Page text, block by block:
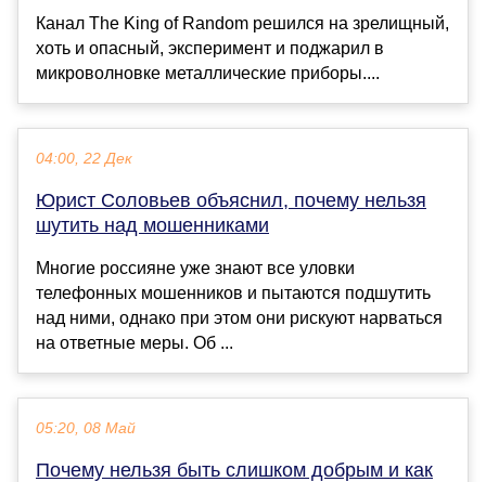
Канал The King of Random решился на зрелищный,
хоть и опасный, эксперимент и поджарил в
микроволновке металлические приборы....
04:00, 22 Дек
Юрист Соловьев объяснил, почему нельзя
шутить над мошенниками
Многие россияне уже знают все уловки
телефонных мошенников и пытаются подшутить
над ними, однако при этом они рискуют нарваться
на ответные меры. Об ...
05:20, 08 Май
Почему нельзя быть слишком добрым и как